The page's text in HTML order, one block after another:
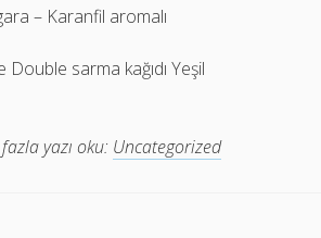
– Karanfil aromalı
sarma kağıdı Yeşil
yazı oku: Uncategorized